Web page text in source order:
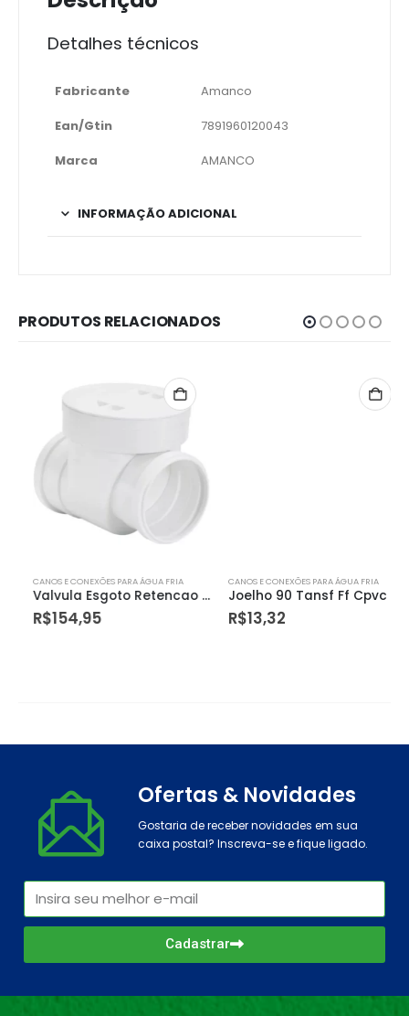
Detalhes técnicos
Fabricante
Amanco
Ean/Gtin
7891960120043
Marca
AMANCO
INFORMAÇÃO ADICIONAL
PRODUTOS RELACIONADOS
CANOS E CONEXÕES PARA ÁGUA FRIA
Valvula Esgoto Retencao 100mm Amanco
R$154,95
CANOS E CONEXÕES PARA ÁGUA FRIA
Joelho 90 Tansf Ff Cpvc Dn 22 X 1/2 Amanco
R$13,32
Ofertas & Novidades
Gostaria de receber novidades em sua
caixa postal? Inscreva-se e fique ligado.
Cadastrar